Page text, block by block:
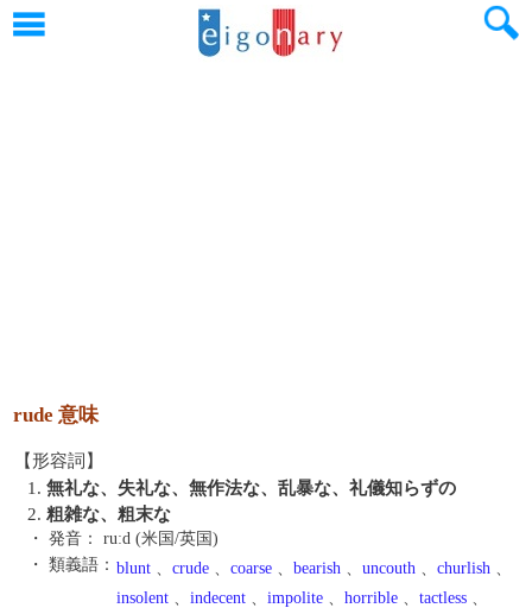
rude 意味
【形容詞】
1. 無礼な、失礼な、無作法な、乱暴な、礼儀知らずの
2. 粗雑な、粗末な
・ 発音：
ruːd (米国/英国)
・ 類義語： blunt 、 crude 、 coarse 、 bearish 、 uncouth 、 churlish 、
insolent 、 indecent 、 impolite 、 horrible 、 tactless 、